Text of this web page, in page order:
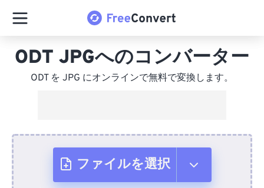
ODT JPGへのコンバーター
ODT を JPG にオンラインで無料で変換します。
ファイルを選択